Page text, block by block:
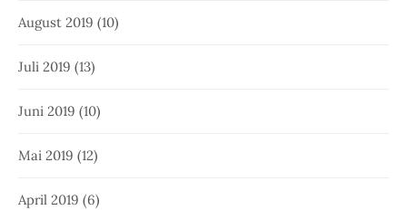
August 2019 (10)
Juli 2019 (13)
Juni 2019 (10)
Mai 2019 (12)
April 2019 (6)